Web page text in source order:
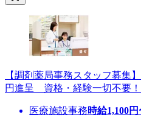
【調剤薬局事務スタッフ募集
円進呈 資格・経験一切不要！
医療施設事務時給1,100